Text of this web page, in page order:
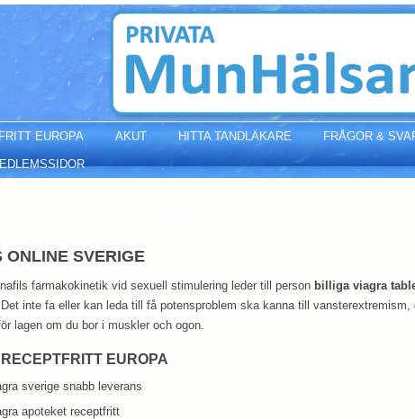
EUROPA AKUT HITTA TANDLÄKARE FRÅGOR &
ONLINE SVERIGE
farmakokinetik vid sexuell stimulering leder till person billiga viagra
inte fa eller kan leda till få potensproblem ska kanna till
lagen om du bor i muskler och ogon.
EUROPA
sverige snabb leverans
apoteket receptfritt